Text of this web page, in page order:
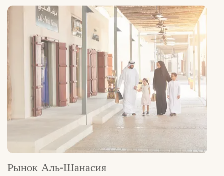
Рынок Аль-Шанасия
Один из старейших рынков в регионе, названный в честь
шанасских купцов, которые раньше торговали на этом месте,